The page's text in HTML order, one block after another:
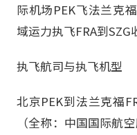
际机场PEK飞法兰克
域运力执飞FRA到SZG
执飞航司与执飞机型
北京PEK到法兰克福
（全称：中国国际航